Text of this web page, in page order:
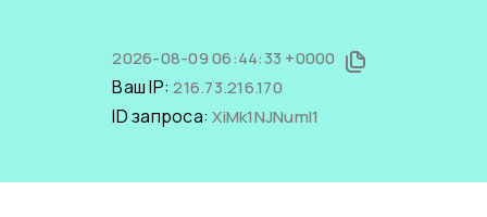
2026-08-09 06:44:33 +0000
Ваш IP:216.73.216.170
ID запроса:XiMk1NJNumI1